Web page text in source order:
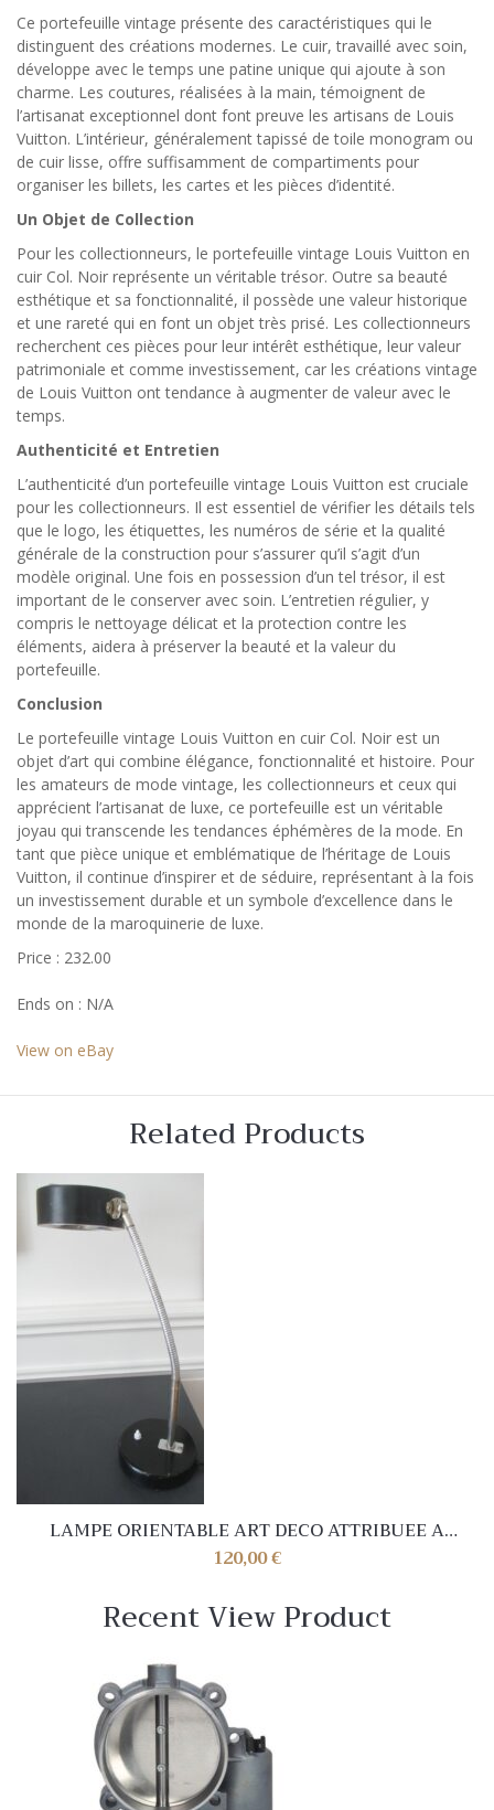
Ce portefeuille vintage présente des caractéristiques qui le
distinguent des créations modernes. Le cuir, travaillé avec soin,
développe avec le temps une patine unique qui ajoute à son
charme. Les coutures, réalisées à la main, témoignent de
l’artisanat exceptionnel dont font preuve les artisans de Louis
Vuitton. L’intérieur, généralement tapissé de toile monogram ou
de cuir lisse, offre suffisamment de compartiments pour
organiser les billets, les cartes et les pièces d’identité.
Un Objet de Collection
Pour les collectionneurs, le portefeuille vintage Louis Vuitton en
cuir Col. Noir représente un véritable trésor. Outre sa beauté
esthétique et sa fonctionnalité, il possède une valeur historique
et une rareté qui en font un objet très prisé. Les collectionneurs
recherchent ces pièces pour leur intérêt esthétique, leur valeur
patrimoniale et comme investissement, car les créations vintage
de Louis Vuitton ont tendance à augmenter de valeur avec le
temps.
Authenticité et Entretien
L’authenticité d’un portefeuille vintage Louis Vuitton est cruciale
pour les collectionneurs. Il est essentiel de vérifier les détails tels
que le logo, les étiquettes, les numéros de série et la qualité
générale de la construction pour s’assurer qu’il s’agit d’un
modèle original. Une fois en possession d’un tel trésor, il est
important de le conserver avec soin. L’entretien régulier, y
compris le nettoyage délicat et la protection contre les
éléments, aidera à préserver la beauté et la valeur du
portefeuille.
Conclusion
Le portefeuille vintage Louis Vuitton en cuir Col. Noir est un
objet d’art qui combine élégance, fonctionnalité et histoire. Pour
les amateurs de mode vintage, les collectionneurs et ceux qui
apprécient l’artisanat de luxe, ce portefeuille est un véritable
joyau qui transcende les tendances éphémères de la mode. En
tant que pièce unique et emblématique de l’héritage de Louis
Vuitton, il continue d’inspirer et de séduire, représentant à la fois
un investissement durable et un symbole d’excellence dans le
monde de la maroquinerie de luxe.
Price : 232.00
Ends on : N/A
View on eBay
Related Products
LAMPE ORIENTABLE ART DECO ATTRIBUEE A
CHARLOTTE PERRIAND
120,00€
Recent View Product